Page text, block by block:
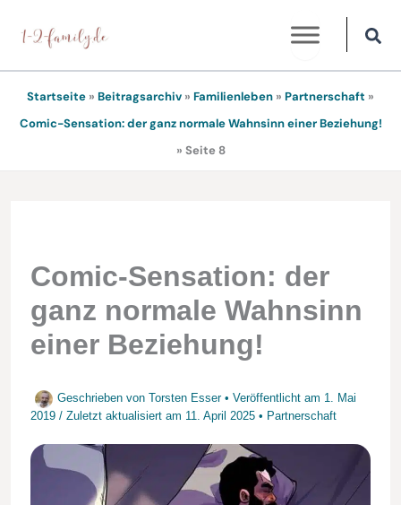
Inhalt
springen
Startseite » Beitragsarchiv » Familienleben » Partnerschaft »
Comic-Sensation: der ganz normale Wahnsinn einer Beziehung!
» Seite 8
Comic-Sensation: der
ganz normale Wahnsinn
einer Beziehung!
Geschrieben von Torsten Esser • Veröffentlicht am 1. Mai
2019 / Zuletzt aktualisiert am 11. April 2025• Partnerschaft